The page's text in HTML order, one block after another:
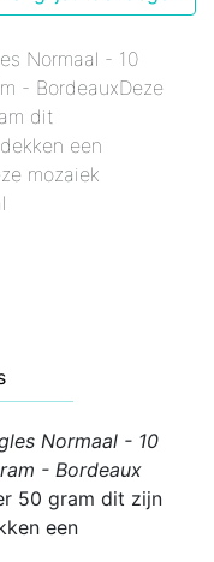
Normaal - 10
- BordeauxDeze
dit
een
mozaiek
Normaal - 10
- Bordeaux
50 gram dit zijn
een